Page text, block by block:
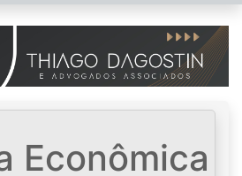
Econômica